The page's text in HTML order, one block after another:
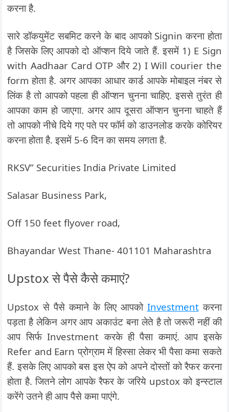
करना है.
सारे डॉकयुमेंट सबमिट करने के बाद आपको Signin करना होता
है जिसके लिए आपको दो ऑप्शन दिये जाते हैं. इसमें 1) E Sign
with Aadhaar Card OTP और 2) I Will courier the
form होता है. अगर आपका आधार कार्ड आपके मोबाइल नंबर से
लिंक है तो आपको पहला ही ऑप्शन चुनना चाहिए. इससे तुरंत ही
आपका काम हो जाएगा. अगर आप दूसरा ऑप्शन चुनना चाहते हैं
तो आपको नीचे दिये गए पते पर फॉर्म को डाउनलोड करके कोरियर
करना होता है. इसमें 5-6 दिन का समय लगता है.
RKSV” Securities India Private Limited
Salasar Business Park,
Off 150 feet flyover road,
Bhayandar West Thane- 401101 Maharashtra
Upstox से पैसे कैसे कमाएं?
Upstox से पैसे कमाने के लिए आपको Investmentकरना
पड़ता है लेकिन अगर आप अकाउंट बना लेते है तो जरूरी नहीं की
आप सिर्फ Investment करके ही पैसा कमाएं. आप इसके
Refer and Earn प्रोग्राम में हिस्सा लेकर भी पैसा कमा सकते
हैं. इसके लिए आपको बस इस ऐप को अपने दोस्तों को रैफर करना
होता है. जितने लोग आपके रैफर के जरिये upstox को इन्स्टाल
करेंगे उतने ही आप पैसे कमा पाएंगे.